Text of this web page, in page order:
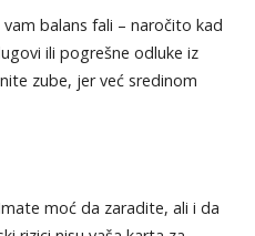
balans fali – naročito kad
ili pogrešne odluke iz
zube, jer već sredinom
moć da zaradite, ali i da